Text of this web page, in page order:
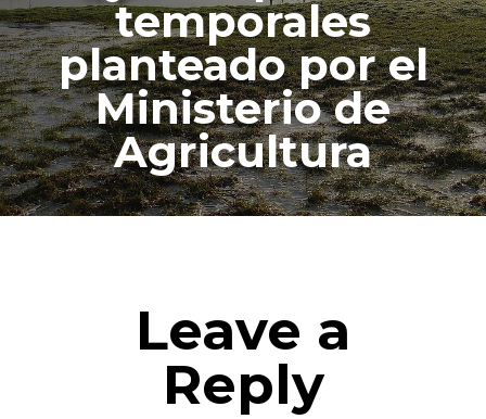
temporales
planteado por el
Ministerio de
Agricultura
Leave a
Reply